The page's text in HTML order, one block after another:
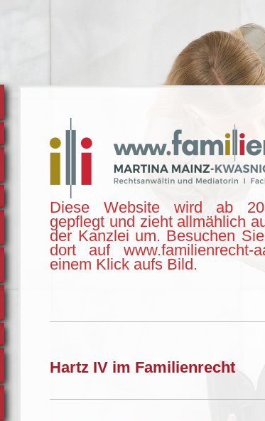
Diese Website wird ab
gepflegt und zieht allmählich
der Kanzlei um. Besuchen
dort auf www.familienrecht-
einem Klick aufs Bild.
Hartz IV im Familienrecht